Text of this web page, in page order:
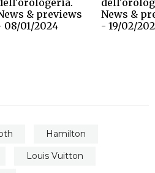
& previews
08/01/2024
News &
- 19/02/
Hamilton
Louis Vuitton